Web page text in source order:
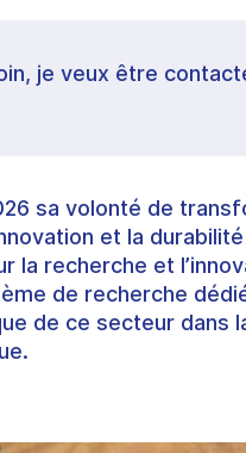
je veux être
sa volonté de
et la
la recherche et
de recherche
de ce secteur dans